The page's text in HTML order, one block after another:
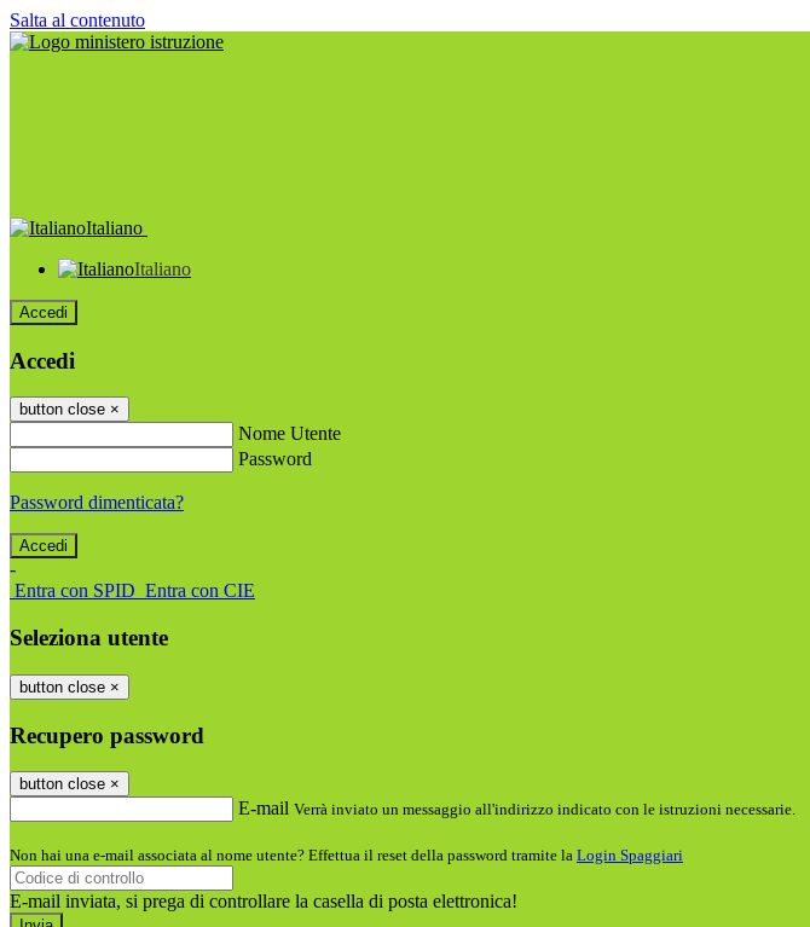
Salta al contenuto
Italiano
Italiano
Accedi
Accedi
button close ×
Nome Utente
Password
Password dimenticata?
-
Entra con SPID Entra con CIE
Seleziona utente
button close ×
Recupero password
button close ×
E-mail Verrà inviato un messaggio all'indirizzo indicato con le istruzioni necessarie.
Non hai una e-mail associata al nome utente? Effettua il reset della password tramite la Login Spaggiari
E-mail inviata, si prega di controllare la casella di posta elettronica!